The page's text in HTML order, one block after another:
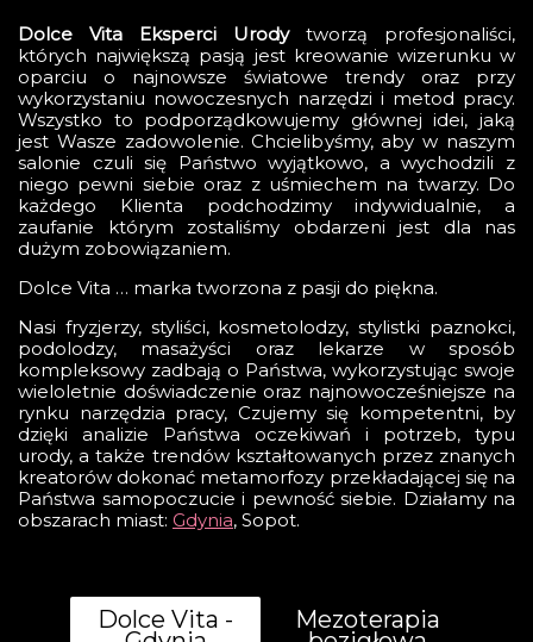
Dolce Vita Eksperci Urodytworzą profesjonaliści,
których największą pasją jest kreowanie wizerunku w
oparciu o najnowsze światowe trendy oraz przy
wykorzystaniu nowoczesnych narzędzi i metod pracy.
Wszystko to podporządkowujemy głównej idei, jaką
jest Wasze zadowolenie. Chcielibyśmy, aby w naszym
salonie czuli się Państwo wyjątkowo, a wychodzili z
niego pewni siebie oraz z uśmiechem na twarzy. Do
każdego Klienta podchodzimy indywidualnie, a
zaufanie którym zostaliśmy obdarzeni jest dla nas
dużym zobowiązaniem.
Dolce Vita … marka tworzona z pasji do piękna.
Nasi fryzjerzy, styliści, kosmetolodzy, stylistki paznokci,
podolodzy, masażyści oraz lekarze w sposób
kompleksowy zadbają o Państwa, wykorzystując swoje
wieloletnie doświadczenie oraz najnowocześniejsze na
rynku narzędzia pracy, Czujemy się kompetentni, by
dzięki analizie Państwa oczekiwań i potrzeb, typu
urody, a także trendów kształtowanych przez znanych
kreatorów dokonać metamorfozy przekładającej się na
Państwa samopoczucie i pewność siebie. Działamy na
obszarach miast: Gdynia, Sopot.
Dolce Vita - Mezoterapia